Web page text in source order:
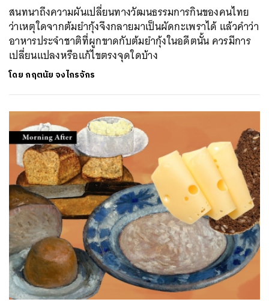
สนทนาถึงความผันเปลี่ยนทางวัฒนธรรมการกินของคนไทย
ว่าเหตุใดจากต้มยำกุ้งจึงกลายมาเป็นผัดกะเพราได้ แล้วคำว่า
อาหารประจำชาติที่ผูกขาดกับต้มยำกุ้งในอดีตนั้น ควรมีการ
เปลี่ยนแปลงหรือแก้ไขตรงจุดใดบ้าง
โดย กฤตนัย จงไกรจักร
ค้นหา
SHARE TWEET LINE EMAIL